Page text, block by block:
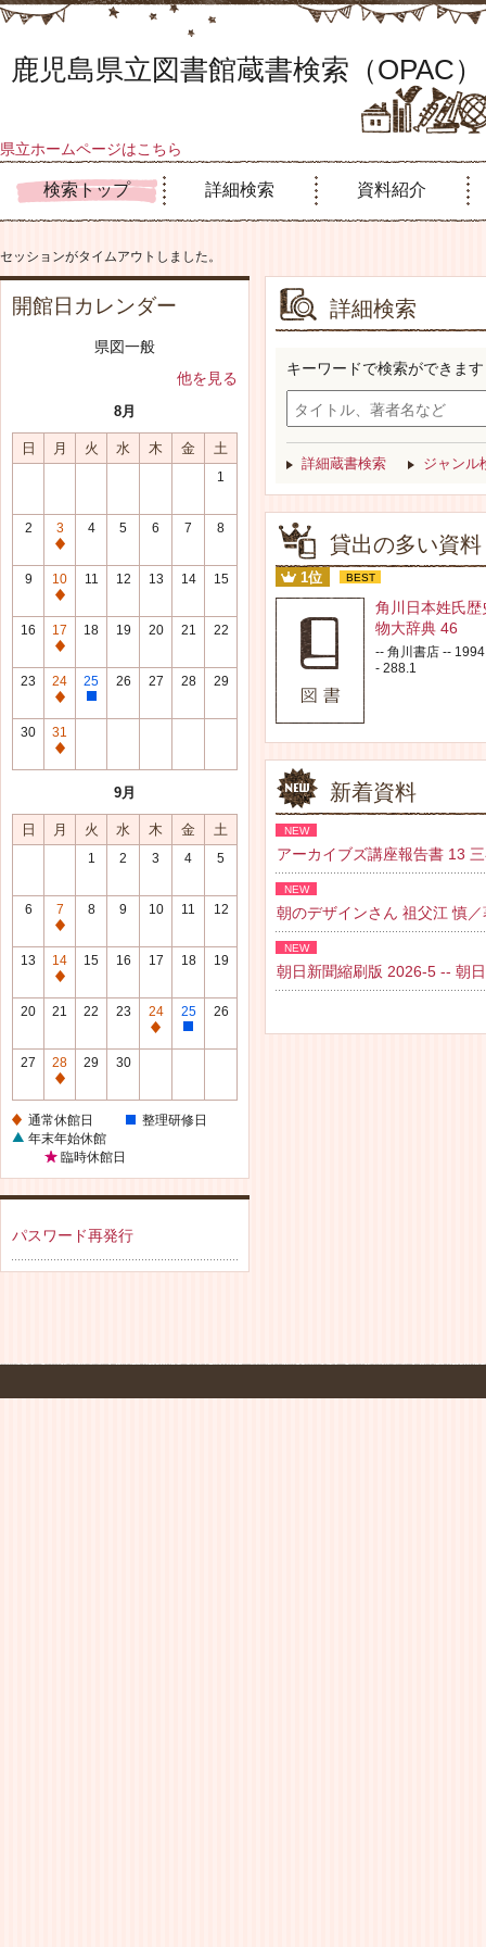
鹿児島県立図書館蔵書検索（OPAC）
県立ホームページはこちら
検索トップ 詳細検索 資料紹介
セッションがタイムアウトしました。
開館日カレンダー
県図一般
他を見る
8月
日 月 火 水 木 金 土
1
2
3
通
常
休
館
日
4 5 6 7 8
9
10
通
常
休
館
日
11 12 13 14 15
16
17
通
常
休
館
日
18 19 20 21 22
23
24
通
常
休
館
25
整
修
26 27 28 29
30
31
通
館
日
9月
日 月 火 水 木 金 土
1 2 3 4 5
6
7
通
常
休
館
8 9 10 11 12
13
14
通
常
館
日
15 16 17 18 19
20 21 22 23
24
通
館
日
25
整
修
日
26
27
28
通
休
館
日
29 30
通常休館日
整理研修日
年末年始休館
臨時休館日
パスワード再発行
詳細検索
キーワードで検索ができます
詳細蔵書検索 ジャンル
貸出の多い資料
1位 BEST
角川日本姓氏歴
物大辞典 46
-- 角川書店 --
- 288.1
新着資料
NEW
アーカイブズ講座報告書 13
NEW
朝のデザインさん 祖父江 慎
NEW
朝日新聞縮刷版 2026-5 -- 朝